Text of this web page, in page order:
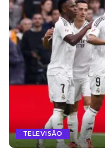
TELEVISÃO